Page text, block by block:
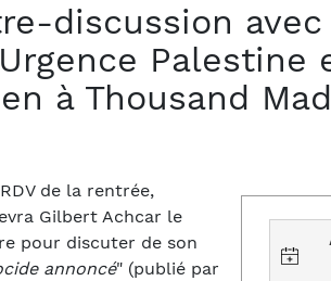
discussion
Palestine
à Thousand
de la rentrée,
Gilbert Achcar le
pour discuter de son
annoncé" (publié par